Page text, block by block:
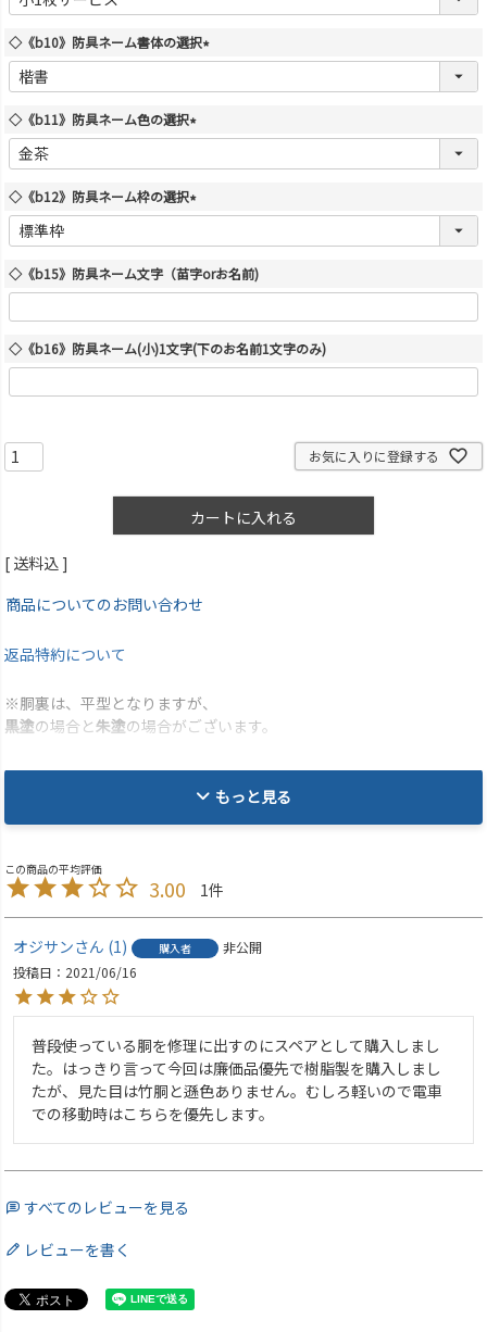
◇《b10》防具ネーム書体の選択
(
◇《b11》防具ネーム色の選択
(
)
◇《b12》防具ネーム枠の選択
(
)
◇《b15》防具ネーム文字（苗字orお名前)
◇《b16》防具ネーム(小)1文字(下のお名前1文字のみ)
お気に入りに登録する
カートに入れる
送料込
商品についてのお問い合わせ
返品特約について
※胴裏は、平型となりますが、
黒塗の場合と朱塗の場合がございます。
もっと見る
3.00 1
オジサン 1 購入者
非公開
投稿日
2021/06/16
普段使っている胴を修理に出すのにスペアとして購入しまし
た。はっきり言って今回は廉価品優先で樹脂製を購入しまし
たが、見た目は竹胴と遜色ありません。むしろ軽いので電車
での移動時はこちらを優先します。
すべてのレビューを見る
レビューを書く